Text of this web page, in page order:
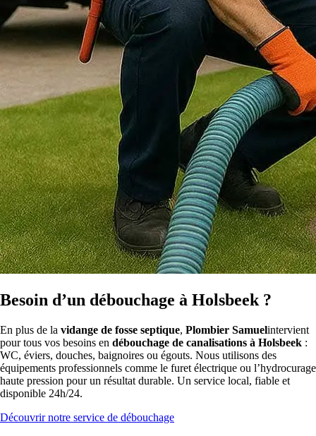
Besoin d’un débouchage à Holsbeek ?
En plus de la vidange de fosse septique, Plombier Samuelintervient
pour tous vos besoins en débouchage de canalisations à Holsbeek :
WC, éviers, douches, baignoires ou égouts. Nous utilisons des
équipements professionnels comme le furet électrique ou l’hydrocurage
haute pression pour un résultat durable. Un service local, fiable et
disponible 24h/24.
Découvrir notre service de débouchage